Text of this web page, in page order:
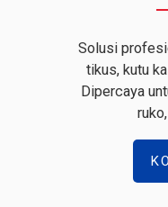
Solusi
tikus, kutu
Dipercaya